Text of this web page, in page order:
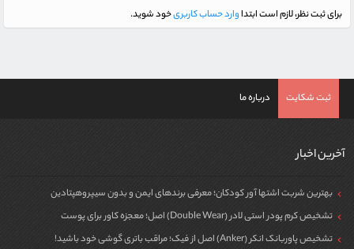
برای ثبت نظر، لازم است ابتداوارد حساب کاربریخود شوید.
ثبت شکایت درباره ما
آخرین اخبار
بهترین شربت اشتها آور کودکان؛ معرفی برندهای ایمن و بدون سیپروهپتادین
تشخیص کرم پودر استی لادر (Double Wear) اصل؛ معجزه کاور برای پوست
تشخیص پاوربانک انکر (Anker) اصل از فیک؛ مراقب باتری گوشی خود باشید!